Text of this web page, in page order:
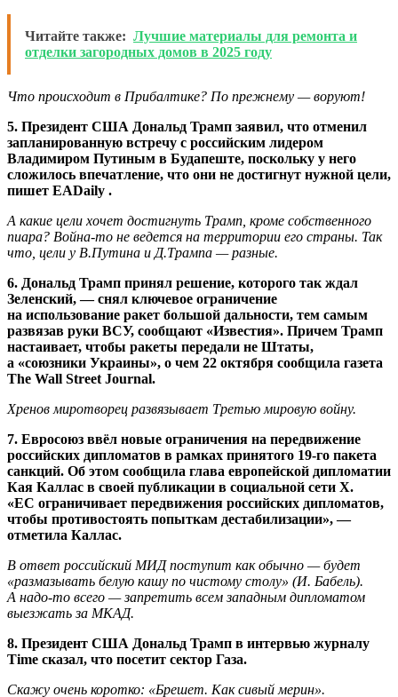
Читайте также: Лучшие материалы для ремонта и
отделки загородных домов в 2025 году
Что происходит в Прибалтике? По прежнему — воруют!
5. Президент США Дональд Трамп заявил, что отменил
запланированную встречу с российским лидером
Владимиром Путиным в Будапеште, поскольку у него
сложилось впечатление, что они не достигнут нужной цели,
пишет EADaily .
А какие цели хочет достигнуть Трамп, кроме собственного
пиара? Война-то не ведется на территории его страны. Так
что, цели у В.Путина и Д.Трампа — разные.
6. Дональд Трамп принял решение, которого так ждал
Зеленский, — снял ключевое ограничение
на использование ракет большой дальности, тем самым
развязав руки ВСУ, сообщают «Известия». Причем Трамп
настаивает, чтобы ракеты передали не Штаты,
а «союзники Украины», о чем 22 октября сообщила газета
The Wall Street Journal.
Хренов миротворец развязывает Третью мировую войну.
7. Евросоюз ввёл новые ограничения на передвижение
российских дипломатов в рамках принятого 19-го пакета
санкций. Об этом сообщила глава европейской дипломатии
Кая Каллас в своей публикации в социальной сети X.
«ЕС ограничивает передвижения российских дипломатов,
чтобы противостоять попыткам дестабилизации», —
отметила Каллас.
В ответ российский МИД поступит как обычно — будет
«размазывать белую кашу по чистому столу» (И. Бабель).
А надо-то всего — запретить всем западным дипломатом
выезжать за МКАД.
8. Президент США Дональд Трамп в интервью журналу
Time сказал, что посетит сектор Газа.
Скажу очень коротко: «Брешет. Как сивый мерин».